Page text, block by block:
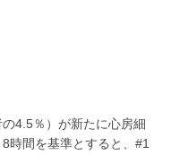
4.5％）が新たに心房細
時間を基準とすると、#1